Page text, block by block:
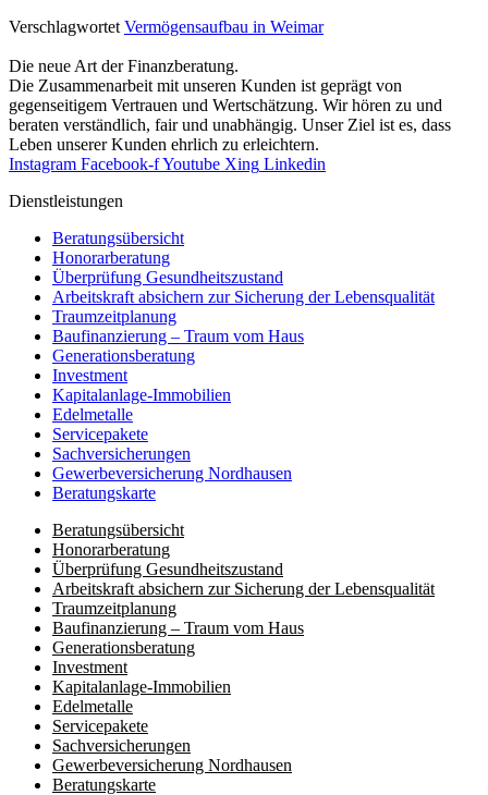
Verschlagwortet Vermögensaufbau in Weimar
Die neue Art der Finanzberatung.
Die Zusammenarbeit mit unseren Kunden ist geprägt von
gegenseitigem Vertrauen und Wertschätzung. Wir hören zu und
beraten verständlich, fair und unab­hängig. Unser Ziel ist es, dass
Leben unserer Kunden ehrlich zu erleichtern.
Instagram Facebook-fYoutube Xing Linkedin
Dienst­leistungen
Beratungsübersicht
Honorar­beratung
Überprüfung Gesundheits­zustand
Arbeitskraft absichern zur Sicherung der Lebensqualität
Traumzeit­planung
Baufinanzierung – Traum vom Haus
Generationsberatung
Investment
Kapitalanlage-Immobilien
Edelmetalle
Servicepakete
Sachversicherungen
Gewerbeversicherung Nordhausen
Beratungskarte
Beratungsübersicht
Honorar­beratung
Überprüfung Gesundheits­zustand
Arbeitskraft absichern zur Sicherung der Lebensqualität
Traumzeit­planung
Baufinanzierung – Traum vom Haus
Generationsberatung
Investment
Kapitalanlage-Immobilien
Edelmetalle
Servicepakete
Sachversicherungen
Gewerbeversicherung Nordhausen
Beratungskarte